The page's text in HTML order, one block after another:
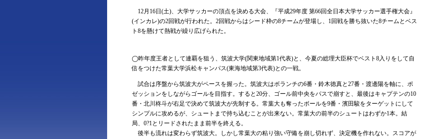
12月16日(土)、大学サッカーの頂点を決める大会、『平成29年度 第66回全日本大学サッカー選手権大会』
(インカレ)の2回戦が行われた。2回戦からはシード枠の8チームが登場し、1回戦を勝ち抜いた8チームとベス
ト8を懸けて熱戦が繰り広げられた。
◯昨年度王者として連覇を狙う、筑波大学(関東地域第1代表)と、今夏の総理大臣杯でベスト8入りをして自
信をつけた常葉大学浜松キャンパス(東海地域第3代表)との一戦。
試合は序盤から筑波大がペースを握った。筑波大はボランチの6番・鈴木徳真と27番・渡邊陽を軸に、ポ
ゼッションをしながらゴールを目指す。すると20分、ゴール前中央をパスで崩すと、最後はキャプテンの10
番・北川柊斗が右足で決めて筑波大が先制する。常葉大も奪ったボールを9番・濱田駿をターゲットにして
シンプルに攻めるが、シュートまで持ち込むことが出来ない。常葉大の前半のシュートはわずか1本。結
局、0?1とリードされたまま前半を終える。
後半も流れは変わらず筑波大。しかし常葉大の粘り強い守備を崩し切れず、決定機を作れない。スコアが